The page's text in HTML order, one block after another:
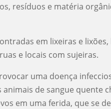
resíduos e matéria
em lixeiras e
e locais com sujeiras.
uma doença
de sangue quente
em uma ferida, que se